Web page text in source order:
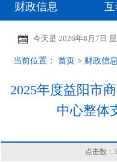
财政信息
今天是 2026年8月7日
当前位置： 首页 > 财政信息
2025年度益阳市
中心整体
点击数：